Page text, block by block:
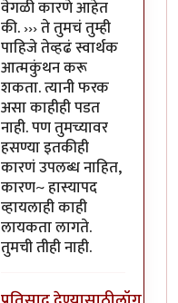
वेगळी कारणे आहेत
की. ››› ते तुमचं तुम्ही
पाहिजे तेव्हढं स्वार्थक
आत्मकुंथन करू
शकता. त्यानी फरक
असा काहीही पडत
नाही. पण तुमच्यावर
हसण्या इतकीही
कारणं उपलब्ध नाहित,
कारण~ हास्यापद
व्हायलाही काही
लायकता लागते.
तुमची तीही नाही.